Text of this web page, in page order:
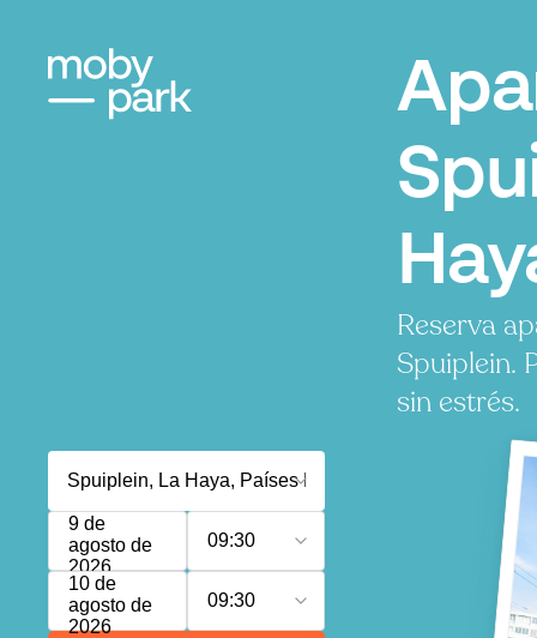
Reserva
Spuiplein.
sin estrés.
9 de
agosto de
2026
09:30
10 de
agosto de
2026
09:30